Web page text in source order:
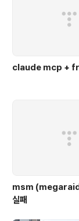
claude mcp +
msm (megaraid)
실패